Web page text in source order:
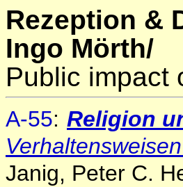
Rezeption &
Ingo Mörth/
Public impact
A-55: Religion
Janig, Peter C.